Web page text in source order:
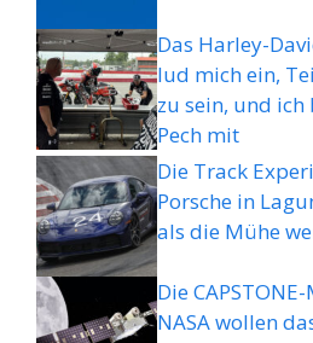
Das Harley-
lud mich ein,
zu sein, und
Pech mit
Die Track
Porsche in
als die Mühe
Die
NASA wollen